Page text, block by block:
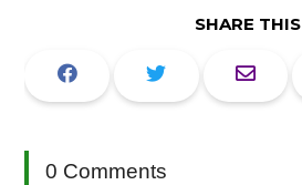
SHARE THIS
0 Comments